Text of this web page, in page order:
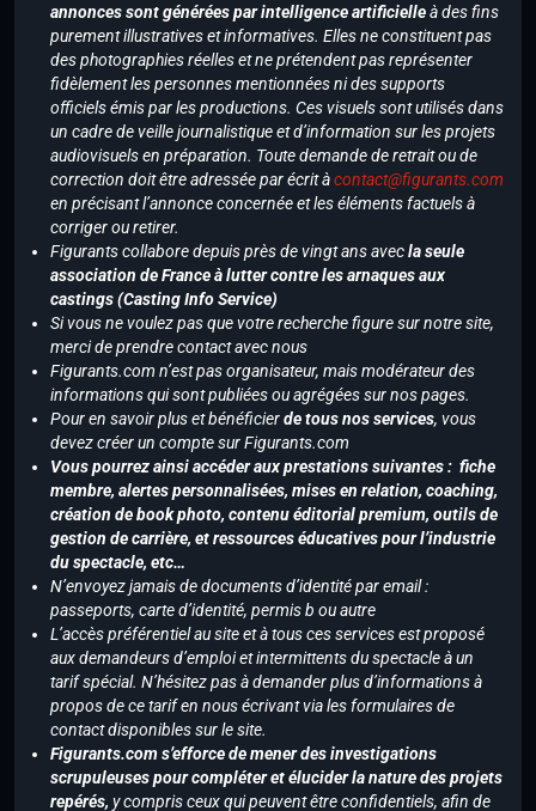
annonces sont générées par intelligence artificielleà des fins
purement illustratives et informatives. Elles ne constituent pas
des photographies réelles et ne prétendent pas représenter
fidèlement les personnes mentionnées ni des supports
officiels émis par les productions. Ces visuels sont utilisés dans
un cadre de veille journalistique et d’information sur les projets
audiovisuels en préparation. Toute demande de retrait ou de
correction doit être adressée par écrit àcontact@figurants.com
en précisant l’annonce concernée et les éléments factuels à
corriger ou retirer.
Figurants collabore depuis près de vingt ans avecla seule
association de France à lutter contre les arnaques aux
castings (Casting Info Service)
Si vous ne voulez pas que votre recherche figure sur notre site,
merci de prendre contact avec nous
Figurants.com n’est pas organisateur, mais modérateur des
informations qui sont publiées ou agrégées sur nos pages.
Pour en savoir plus et bénéficierde tous nos services, vous
devez créer un compte sur Figurants.com
Vous pourrez ainsi accéder aux prestations suivantes : fiche
membre, alertes personnalisées, mises en relation, coaching,
création de book photo, contenu éditorial premium, outils de
gestion de carrière, et ressources éducatives pour l’industrie
du spectacle, etc…
N’envoyez jamais de documents d’identité par email :
passeports, carte d’identité, permis b ou autre
L’accès préférentiel au site et à tous ces services est proposé
aux demandeurs d’emploi et intermittents du spectacle à un
tarif spécial. N’hésitez pas à demander plus d’informations à
propos de ce tarif en nous écrivant via les formulaires de
contact disponibles sur le site.
Figurants.com s’efforce de mener des investigations
scrupuleuses pour compléter et élucider la nature des projets
repérés, y compris ceux qui peuvent être confidentiels, afin de